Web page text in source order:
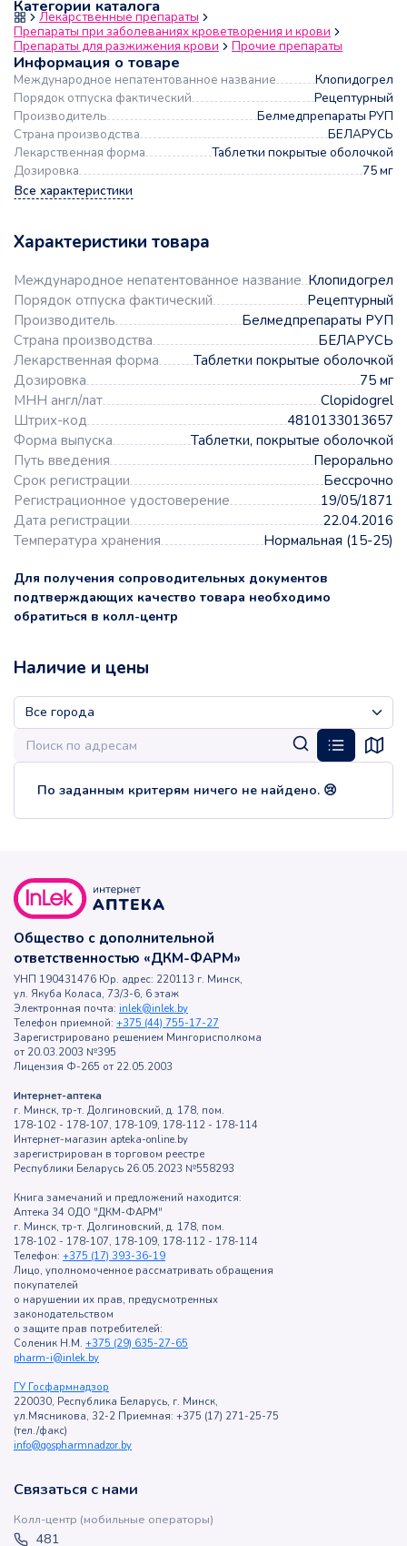
Категории каталога
Лекарственные препараты
Препараты при заболеваниях кроветворения и крови
Препараты для разжижения крови
Прочие препараты
Информация о товаре
Международное непатентованное название
Клопидогрел
Порядок отпуска фактический
Рецептурный
Производитель
Белмедпрепараты РУП
Страна производства
БЕЛАРУСЬ
Лекарственная форма
Таблетки покрытые оболочкой
Дозировка
75 мг
Все характеристики
Характеристики товара
Международное непатентованное название Клопидогрел
Порядок отпуска фактический
Рецептурный
Производитель
Белмедпрепараты РУП
Страна производства
БЕЛАРУСЬ
Лекарственная форма
Таблетки покрытые оболочкой
Дозировка
75 мг
МНН англ/лат
Clopidogrel
Штрих-код
4810133013657
Форма выпуска
Таблетки, покрытые оболочкой
Путь введения
Перорально
Срок регистрации
Бессрочно
Регистрационное удостоверение
19/05/1871
Дата регистрации
22.04.2016
Температура хранения
Нормальная (15-25)
Для получения сопроводительных документов
подтверждающих качество товара необходимо
обратиться в колл-центр
Наличие и цены
По заданным критерям ничего не найдено. 😢
Общество с дополнительной
ответственностью «ДКМ-ФАРМ»
УНП 190431476 Юр. адрес: 220113 г. Минск,
ул. Якуба Коласа, 73/3-6, 6 этаж
Электронная почта: inlek@inlek.by
Телефон приемной: +375 (44) 755-17-27
Зарегистрировано решением Мингорисполкома
от 20.03.2003 №395
Лицензия Ф-265 от 22.05.2003
Интернет-аптека
г. Минск, тр-т. Долгиновский, д. 178, пом.
178-102 - 178-107, 178-109, 178-112 - 178-114
Интернет-магазин apteka-online.by
зарегистрирован в торговом реестре
Республики Беларусь 26.05.2023 №558293
Книга замечаний и предложений находится:
Аптека 34 ОДО "ДКМ-ФАРМ"
г. Минск, тр-т. Долгиновский, д. 178, пом.
178-102 - 178-107, 178-109, 178-112 - 178-114
Телефон: +375 (17) 393-36-19
Лицо, уполномоченное рассматривать обращения
покупателей
о нарушении их прав, предусмотренных
законодательством
о защите прав потребителей:
Соленик Н.М. +375 (29) 635-27-65
pharm-i@inlek.by
ГУ Госфармнадзор
220030, Республика Беларусь, г. Минск,
ул.Мясникова, 32-2 Приемная: +375 (17) 271-25-75
(тел./факс)
info@gospharmnadzor.by
Связаться с нами
Колл-центр (мобильные операторы)
481